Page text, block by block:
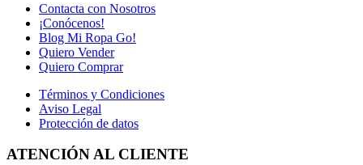
Contacta con Nosotros
¡Conócenos!
Blog Mi Ropa Go!
Quiero Vender
Quiero Comprar
Términos y Condiciones
Aviso Legal
Protección de datos
ATENCIÓN AL CLIENTE